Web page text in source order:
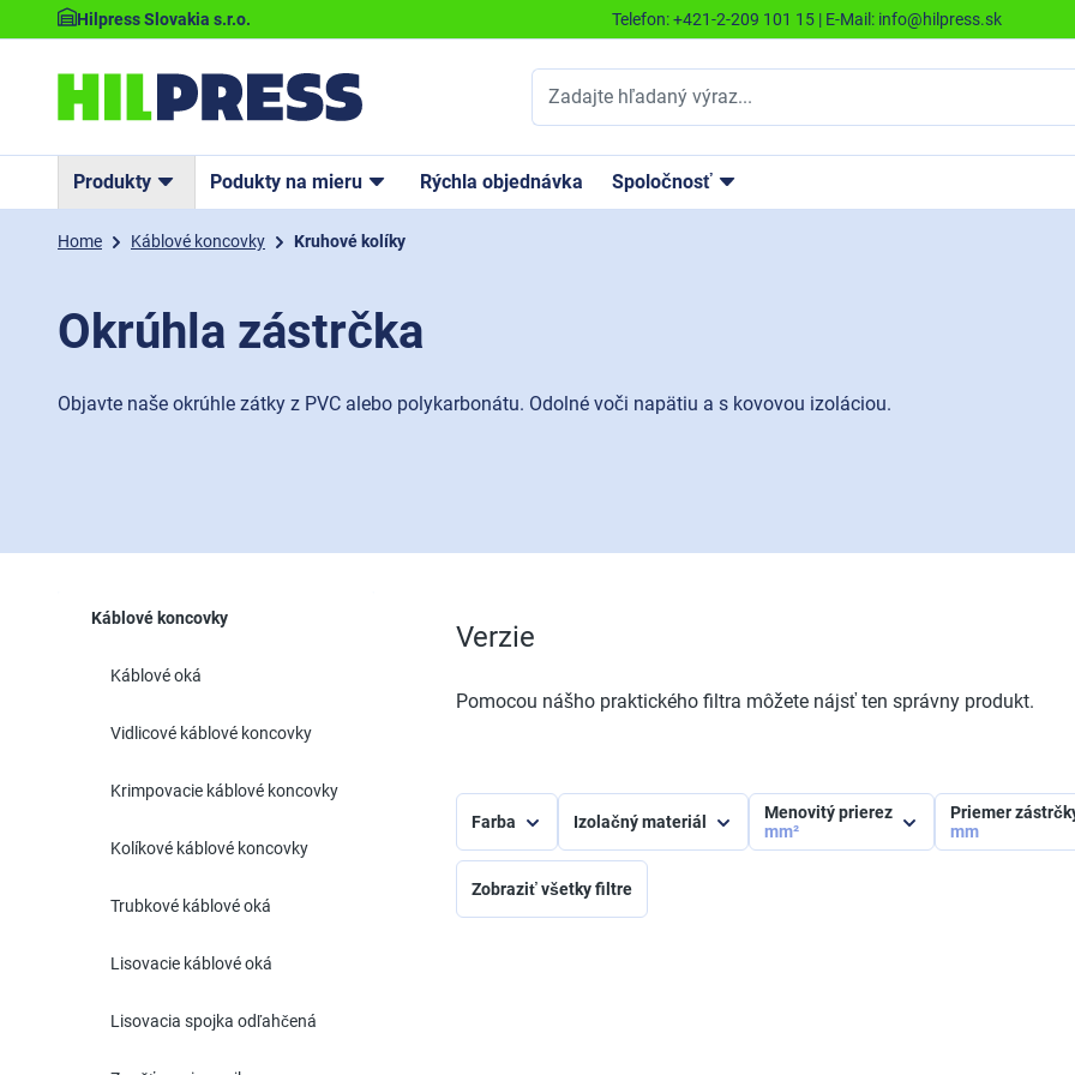
Hilpress Slovakia s.r.o. Telefon:+421-2-209 101 15| E-Mail: info@hilpress.sk
Produkty Podukty na mieru Rýchla objednávka Spoločnosť
Home Káblové koncovky Kruhové kolíky
Okrúhla zástrčka
Objavte naše okrúhle zátky z PVC alebo polykarbonátu. Odolné voči napätiu a s kovovou izoláciou.
Káblové koncovky
Káblové oká
Vidlicové káblové koncovky
Krimpovacie káblové koncovky
Kolíkové káblové koncovky
Trubkové káblové oká
Lisovacie káblové oká
Lisovacia spojka odľahčená
Verzie
Pomocou nášho praktického filtra môžete nájsť ten správny produkt.
Farba Izolačný materiál
Menovitý prierez
mm²
Priemer
mm
Zobraziť všetky filtre